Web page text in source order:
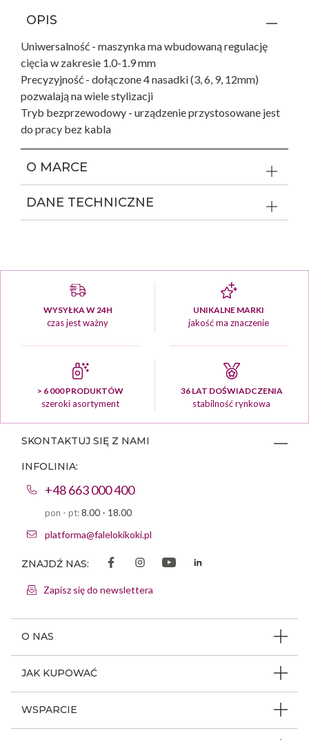
OPIS
Uniwersalność - maszynka ma wbudowaną regulację
cięcia w zakresie 1.0-1.9 mm
Precyzyjność - dołączone 4 nasadki (3, 6, 9, 12mm)
pozwalają na wiele stylizacji
Tryb bezprzewodowy - urządzenie przystosowane jest
do pracy bez kabla
O MARCE
DANE TECHNICZNE
WYSYŁKA W 24H
czas jest ważny
UNIKALNE MARKI
jakość ma znaczenie
> 6 000 PRODUKTÓW
szeroki asortyment
36 LAT DOŚWIADCZENIA
stabilność rynkowa
O NAS
Dlaczego FLK
JAK KUPOWAĆ
WSPARCIE
SKONTAKTUJ SIĘ Z NAMI
INFOLINIA:
+48 663 000 400
pon - pt:8.00 - 18.00
platforma@falelokikoki.pl
ZNAJDŹ NAS:
Zapisz się do newslettera